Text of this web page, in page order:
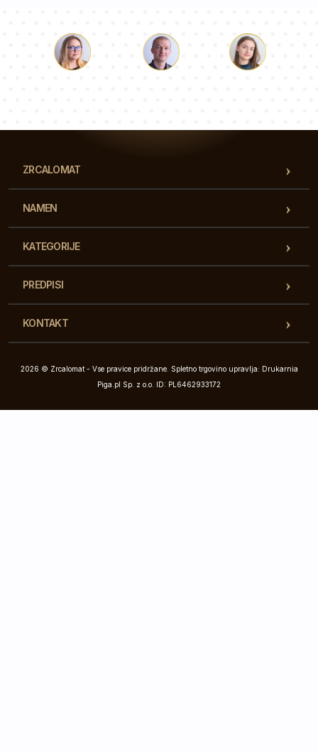
ZRCALOMAT
NAMEN
KATEGORIJE
PREDPISI
KONTAKT
2026 © Zrcalomat - Vse pravice pridržane. Spletno trgovino upravlja: Drukarnia
Piga.pl Sp. z o.o. ID: PL6462933172